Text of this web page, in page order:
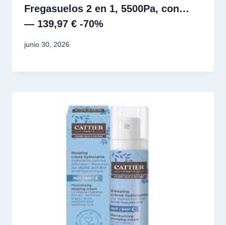
Fregasuelos 2 en 1, 5500Pa, con…
— 139,97 € -70%
junio 30, 2026